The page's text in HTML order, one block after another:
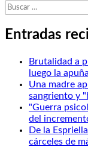
Buscar:
Entradas
Brutalidad a
luego la
Una madre
sangriento y
"Guerra
del
De la
cárceles de